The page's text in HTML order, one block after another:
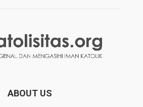
ABOUT US